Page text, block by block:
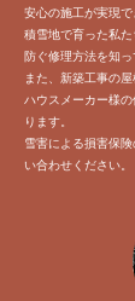
安心の施工が実現で
積雪地で育った私
防ぐ修理方法を知っ
また、新築工事の
ハウスメーカー様
ります。
雪害による損害保
い合わせください。